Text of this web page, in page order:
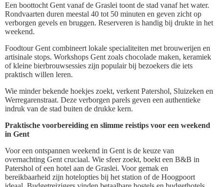
Een boottocht Gent vanaf de Graslei toont de stad vanaf het water.
Rondvaarten duren meestal 40 tot 50 minuten en geven zicht op
verborgen gevels en bruggen. Reserveren is handig bij drukte in het
weekend.
Foodtour Gent combineert lokale specialiteiten met brouwerijen en
artisinale stops. Workshops Gent zoals chocolade maken, keramiek
of kleine bierbrouwsessies zijn populair bij bezoekers die iets
praktisch willen leren.
Wie minder bekende hoekjes zoekt, verkent Patershol, Sluizeken en
Werregarenstraat. Deze verborgen parels geven een authentieke
indruk van de stad buiten de drukke kern.
Praktische voorbereiding en slimme reistips voor een weekend
in Gent
Voor een ontspannen weekend in Gent is de keuze van
overnachting Gent cruciaal. Wie sfeer zoekt, boekt een B&B in
Patershol of een hotel aan de Graslei. Voor gemak en
bereikbaarheid zijn hotelopties bij het station of de Hoogpoort